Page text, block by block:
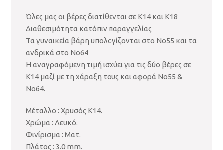
Όλες μας οι βέρες διατίθενται σε Κ14 και Κ18
Διαθεσιμότητα κατόπιν παραγγελίας
Τα γυναικεία βάρη υπολογίζονται στο Νο55 και τα
ανδρικά στο Νο64
Η αναγραφόμενη τιμή ισχύει για τις δύο βέρες σε
Κ14 μαζί με τη χάραξη τους και αφορά Νο55 &
Νο64.
Μέταλλο : Χρυσός Κ14.
Χρώμα : Λευκό.
Φινίρισμα : Ματ.
Πλάτος : 3.0 mm.